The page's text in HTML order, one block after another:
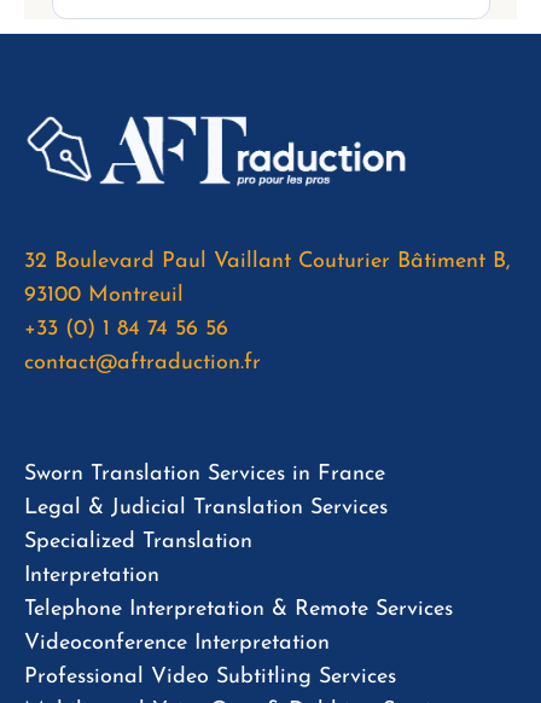
32 Boulevard Paul Vaillant Couturier Bâtiment B,
93100 Montreuil
+33 (0) 1 84 74 56 56
contact@aftraduction.fr
Sworn Translation Services in France
Legal & Judicial Translation Services
Specialized Translation
Interpretation
Telephone Interpretation & Remote Services
Videoconference Interpretation
Professional Video Subtitling Services